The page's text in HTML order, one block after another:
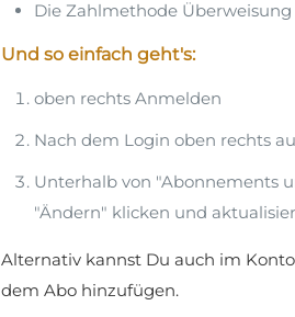
Die Zahlmethode
Und so einfach geht's:
oben rechts Anmelden
Nach dem Login oben rechts
Unterhalb von "Abonnements
"Ändern" klicken und
Alternativ kannst Du auch im
dem Abo hinzufügen.